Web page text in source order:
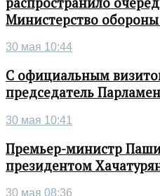
Министерство
30 мая 10:44
С официальным
председатель
30 мая 10:41
Премьер-министр
президентом
30 мая 08:36